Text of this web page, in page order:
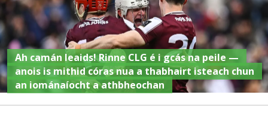
Ah camán leaids! Rinne CLG é i gcás na peile —
anois is mithid córas nua a thabhairt isteach chun
an iománaíocht a athbheochan